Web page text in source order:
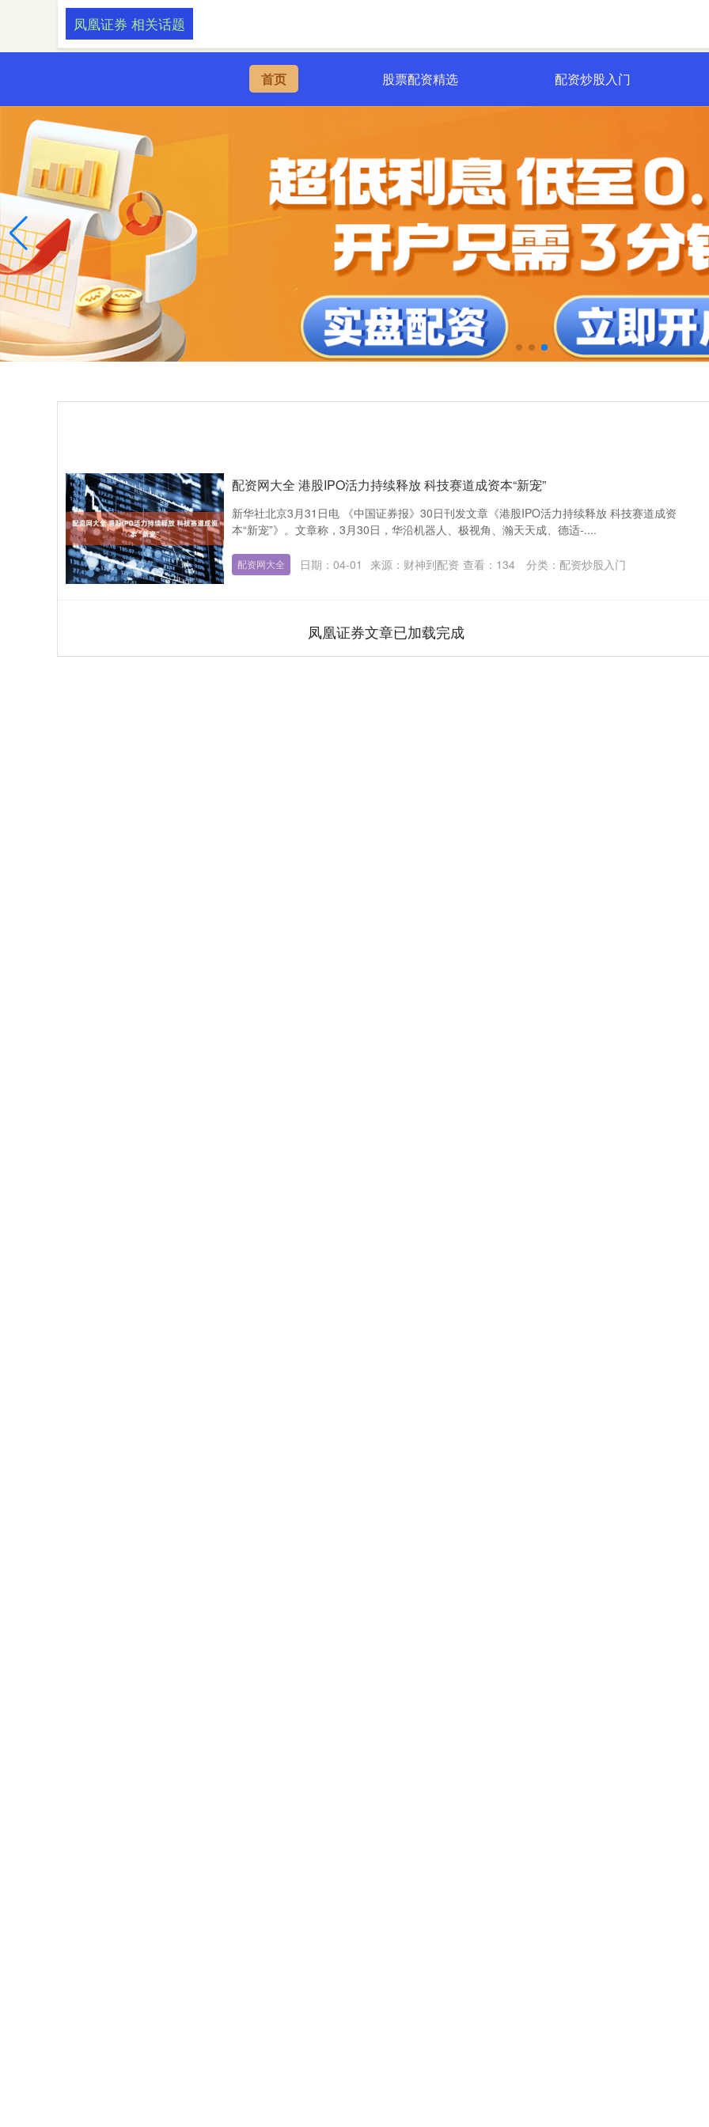
首页 股票配资精选 配资炒股入门
凤凰证券 相关话题
配资网大全 港股IPO活力持续释放 科技赛道成资本“新宠”
新华社北京3月31日电 《中国证券报》30日刊发文章《港股IPO活力持续释放 科技赛道成资
本“新宠”》。文章称，3月30日，华沿机器人、极视角、瀚天天成、德适-....
配资网大全 日期：04-01 来源：财神到配资 查看： 134 分类： 配资炒股入门
凤凰证券文章已加载完成